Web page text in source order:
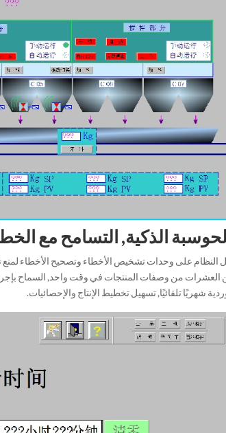
النظام على وحدات تشخيص الأخطاء وتصحيح الأخطاء
العشرات من وصفات المنتجات في وقت واحد, السماح
شهريًا تلقائيًا, تسهيل تخطيط الإنتاج والإحصائيات.